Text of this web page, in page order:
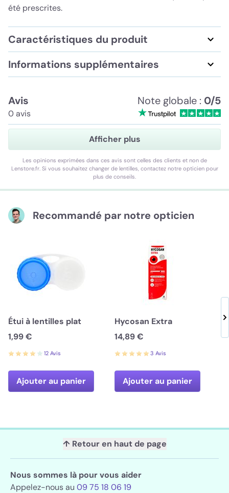
été prescrites.
Caractéristiques du produit
Informations supplémentaires
Avis
0 avis
Note globale : 0/5
Afficher plus
Les opinions exprimées dans ces avis sont celles des clients et non de
Lenstore.fr. Si vous souhaitez changer de lentilles, contactez notre opticien pour
plus de conseils.
Recommandé par notre opticien
Étui à lentilles plat
1,99 €
12 Avis
Ajouter au panier
Hycosan Extra
14,89 €
3 Avis
Ajouter au panier
↑ Retour en haut de page
Nous sommes là pour vous aider
Appelez-nous au 09 75 18 06 19